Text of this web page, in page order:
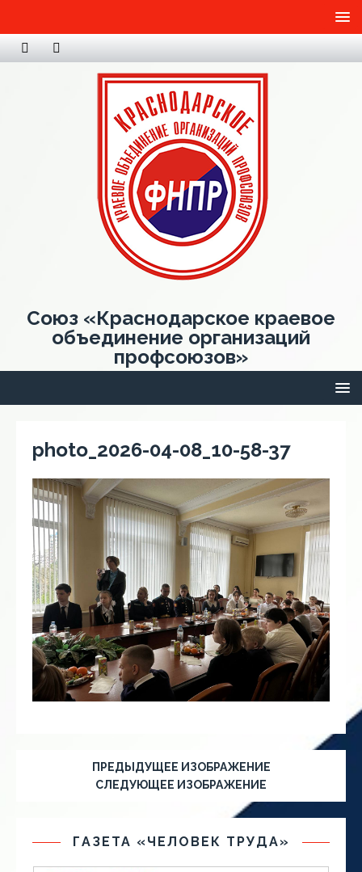
Союз «Краснодарское краевое
объединение организаций
профсоюзов»
photo_2026-04-08_10-58-37
ПРЕДЫДУЩЕЕ ИЗОБРАЖЕНИЕ
СЛЕДУЮЩЕЕ ИЗОБРАЖЕНИЕ
ГАЗЕТА «ЧЕЛОВЕК ТРУДА»